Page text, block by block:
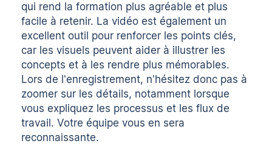
qui rend la formation plus agréable et plus
facile à retenir. La vidéo est également un
excellent outil pour renforcer les points clés,
car les visuels peuvent aider à illustrer les
concepts et à les rendre plus mémorables.
Lors de l'enregistrement, n'hésitez donc pas à
zoomer sur les détails, notamment lorsque
vous expliquez les processus et les flux de
travail. Votre équipe vous en sera
reconnaissante.